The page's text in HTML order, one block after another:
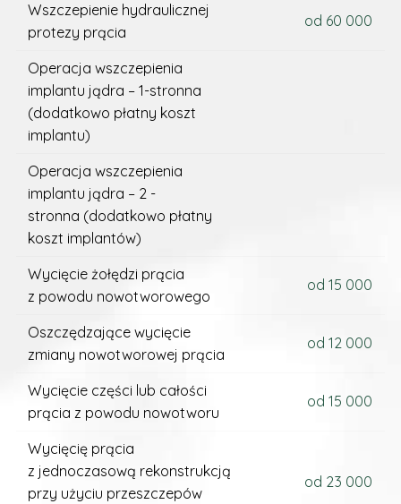
Wszczepienie hydraulicznej
protezy prącia
od 60 000
Operacja wszczepienia
implantu jądra – 1-stronna
(dodatkowo płatny koszt
implantu)
Operacja wszczepienia
implantu jądra – 2 -
stronna (dodatkowo płatny
koszt implantów)
Wycięcie żołędzi prącia
z powodu nowotworowego
od 15 000
Oszczędzające wycięcie
zmiany nowotworowej prącia
od 12 000
Wycięcie części lub całości
prącia z powodu nowotworu
od 15 000
Wycięcię prącia
z jednoczasową rekonstrukcją
przy użyciu przeszczepów
od 23 000